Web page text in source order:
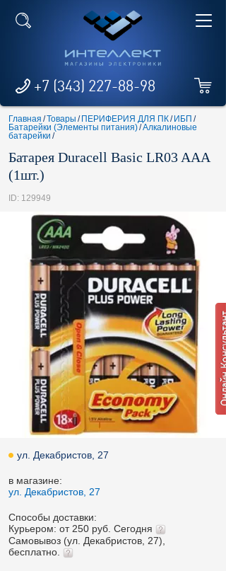
+7 (343) 227-88-98
Главная /Товары / ПЕРИФЕРИЯ ДЛЯ ПК/ ИБП /
Батарейки (Элементы питания)/Алкалиновые
батарейки /
Батарея Duracell Basic LR03 AAA
(1шт.)
ID: 129949
ул. Декабристов, 27
в магазине:
ул. Декабристов, 27
Способы доставки:
Курьером: от 250 руб. Сегодня
Самовывоз (ул. Декабристов, 27),
бесплатно.